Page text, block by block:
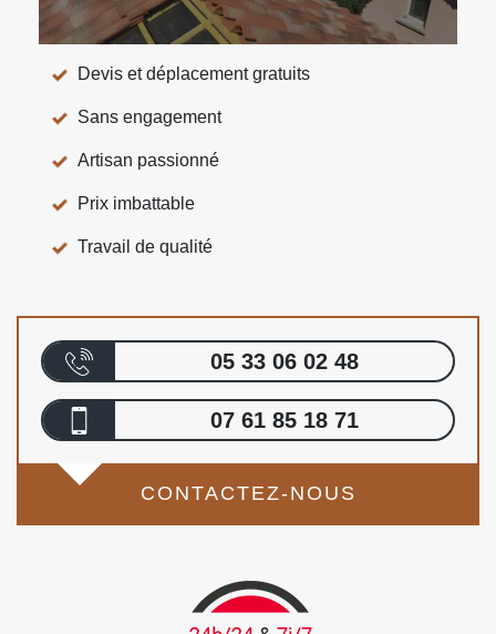
Devis et déplacement gratuits
Sans engagement
Artisan passionné
Prix imbattable
Travail de qualité
05 33 06 02 48
07 61 85 18 71
CONTACTEZ-NOUS